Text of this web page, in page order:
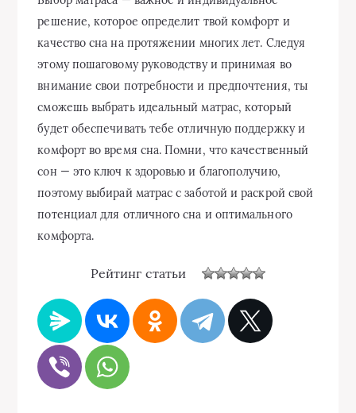
решение, которое определит твой комфорт и
качество сна на протяжении многих лет. Следуя
этому пошаговому руководству и принимая во
внимание свои потребности и предпочтения, ты
сможешь выбрать идеальный матрас, который
будет обеспечивать тебе отличную поддержку и
комфорт во время сна. Помни, что качественный
сон — это ключ к здоровью и благополучию,
поэтому выбирай матрас с заботой и раскрой свой
потенциал для отличного сна и оптимального
комфорта.
Рейтинг статьи